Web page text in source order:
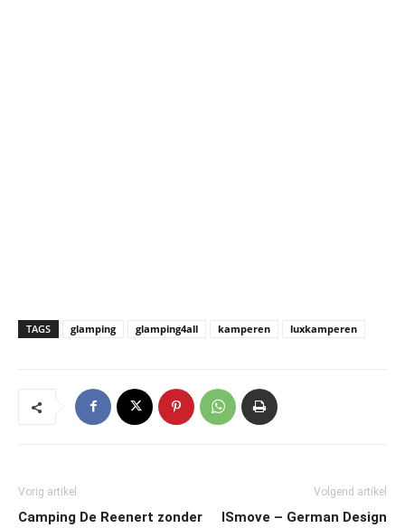
TAGS glamping glamping4all kamperen luxkamperen
Vorig artikel
Camping De Reenert zonder
Volgend artikel
ISmove – German Design